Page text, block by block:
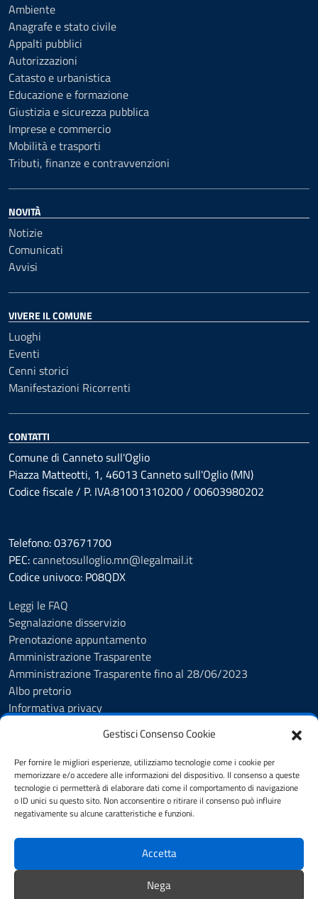
Gestisci Consenso Cookie
Per fornire le migliori esperienze, utilizziamo tecnologie come i cookie per
memorizzare e/o accedere alle informazioni del dispositivo. Il consenso a queste
tecnologie ci permetterà di elaborare dati come il comportamento di navigazione
o ID unici su questo sito. Non acconsentire o ritirare il consenso può influire
negativamente su alcune caratteristiche e funzioni.
Accetta
Nega
Ambiente
Anagrafe e stato civile
Appalti pubblici
Autorizzazioni
Catasto e urbanistica
Educazione e formazione
Giustizia e sicurezza pubblica
Imprese e commercio
Mobilità e trasporti
Tributi, finanze e contravvenzioni
NOVITÀ
Notizie
Comunicati
Avvisi
VIVERE IL COMUNE
Luoghi
Eventi
Cenni storici
Manifestazioni Ricorrenti
CONTATTI
Comune di Canneto sull'Oglio
Piazza Matteotti, 1, 46013 Canneto sull'Oglio (MN)
Codice fiscale / P. IVA:81001310200 / 00603980202
Telefono: 037671700
PEC:cannetosulloglio.mn@legalmail.it
Codice univoco: P08QDX
Leggi le FAQ
Segnalazione disservizio
Prenotazione appuntamento
Amministrazione Trasparente
Amministrazione Trasparente fino al 28/06/2023
Albo pretorio
Informativa privacy
Feedback Accessibilità
Dichiarazione di accessibilità
Obiettivi di accessibilità
Piano di Miglioramento dei Servizi
Instagram